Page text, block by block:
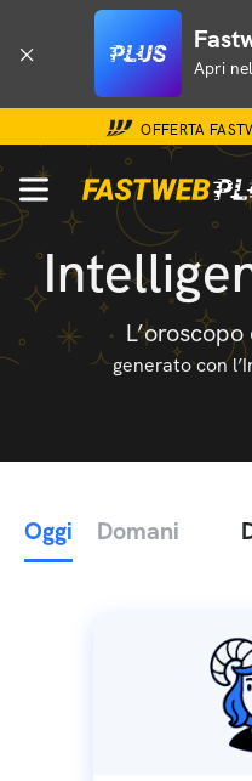
Apri
OFFERTA
generato con
Oggi Domani